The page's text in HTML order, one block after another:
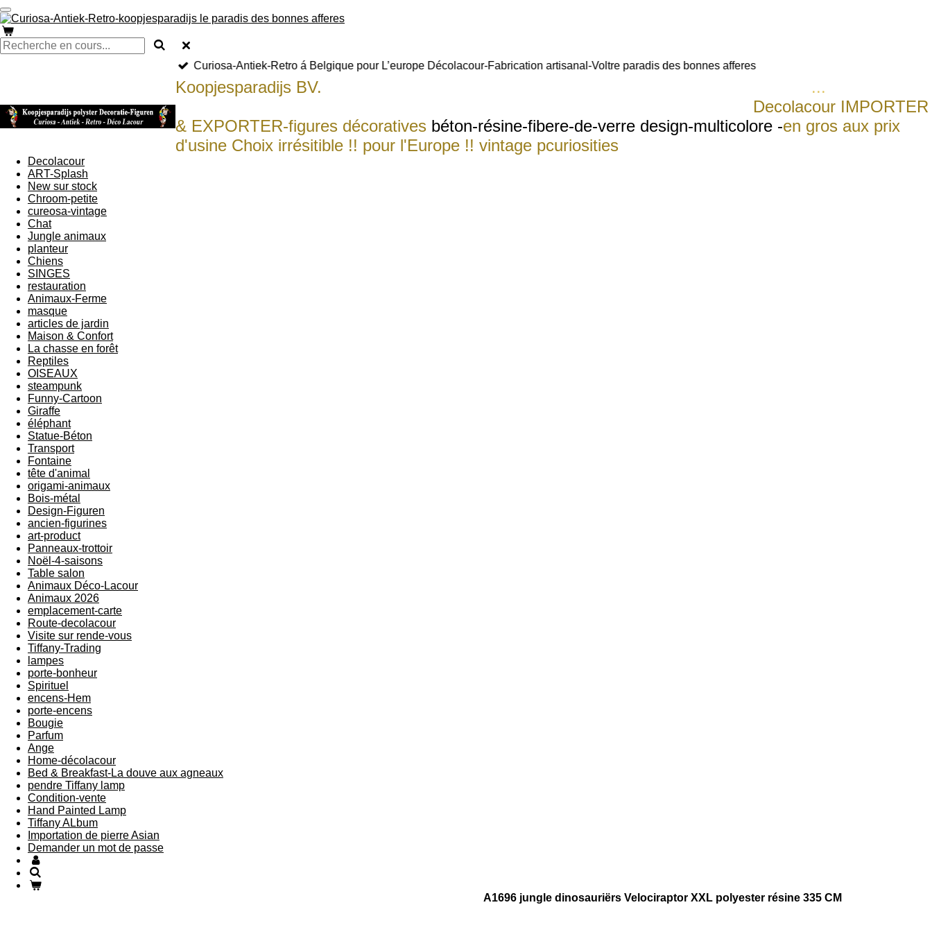
Passer
au
contenu
principal
Curiosa-Antiek-Retro á Belgique pour L’europe Décolacour-Fabrication artisanal-Voltre paradis des bonnes afferes
Koopjesparadijs BV. ...
schulptures grandure naturel qui rendet n'importe quelle piéce plus attrayante
Decolacour IMPORTER
& EXPORTER-figures décoratives béton-résine-fibere-de-verre design-multicolore -en gros aux prix
d'usine Choix irrésitible !! pour l'Europe !! vintage pcuriosities
Decolacour
ART-Splash
New sur stock
Chroom-petite
cureosa-vintage
Chat
Jungle animaux
planteur
Chiens
SINGES
restauration
Animaux-Ferme
masque
articles de jardin
Maison & Confort
La chasse en forêt
Reptiles
OISEAUX
steampunk
Funny-Cartoon
Giraffe
éléphant
Statue-Béton
Transport
Fontaine
tête d'animal
origami-animaux
Bois-métal
Design-Figuren
ancien-figurines
art-product
Panneaux-trottoir
Noël-4-saisons
Table salon
Animaux Déco-Lacour
Animaux 2026
emplacement-carte
Route-decolacour
Visite sur rende-vous
Tiffany-Trading
lampes
porte-bonheur
Spirituel
encens-Hem
porte-encens
Bougie
Parfum
Ange
Home-décolacour
Bed & Breakfast-La douve aux agneaux
pendre Tiffany lamp
Condition-vente
Hand Painted Lamp
Tiffany ALbum
Importation de pierre Asian
Demander un mot de passe
A1696 jungle dinosauriërs Velociraptor XXL polyester résine 335 CM